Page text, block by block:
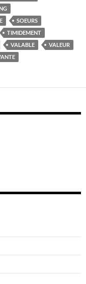
SOEURS
TIMIDEMENT
VALABLE
VALEUR